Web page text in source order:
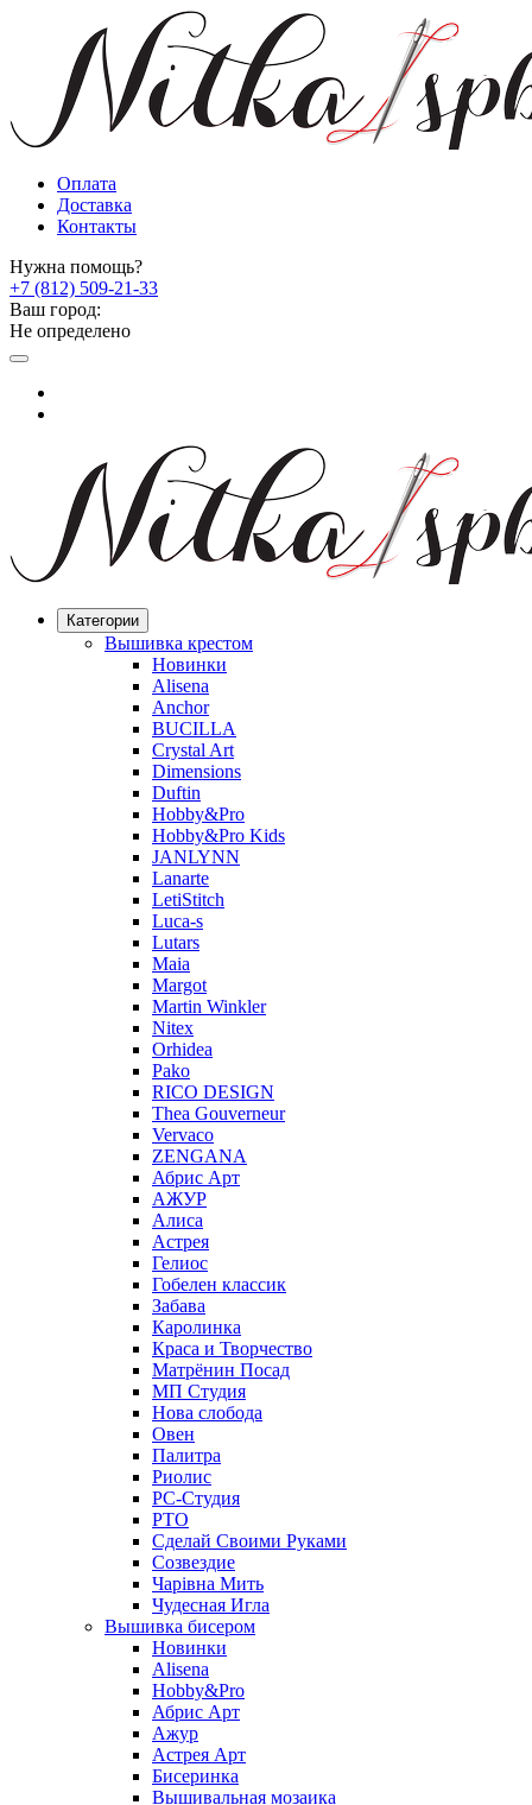
Оплата
Доставка
Контакты
Нужна помощь?
+7 (812) 509-21-33
Ваш город:
Не определено
Категории
Вышивка крестом
Новинки
Alisena
Anchor
BUCILLA
Crystal Art
Dimensions
Duftin
Hobby&Pro
Hobby&Pro Kids
JANLYNN
Lanarte
LetiStitch
Luca-s
Lutars
Maia
Margot
Martin Winkler
Nitex
Orhidea
Pako
RICO DESIGN
Thea Gouverneur
Vervaco
ZENGANA
Абрис Арт
АЖУР
Алиса
Астрея
Гелиос
Гобелен классик
Забава
Каролинка
Краса и Творчество
Матрёнин Посад
МП Студия
Нова слобода
Овен
Палитра
Риолис
РС-Студия
РТО
Сделай Своими Руками
Созвездие
Чарiвна Мить
Чудесная Игла
Вышивка бисером
Новинки
Alisena
Hobby&Pro
Абрис Арт
Ажур
Астрея Арт
Бисеринка
Вышивальная мозаика